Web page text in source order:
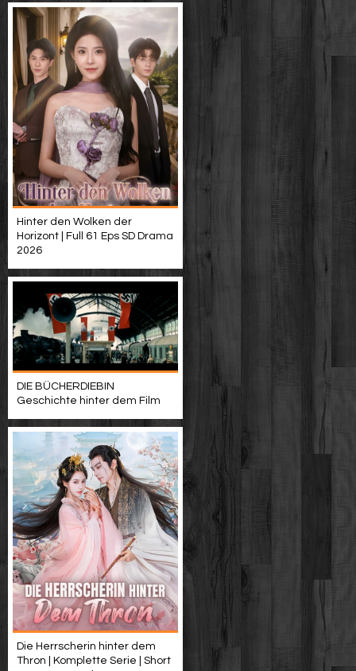
Hinter den Wolken der
Horizont | Full 61 Eps SD Drama
2026
DIE BÜCHERDIEBIN
Geschichte hinter dem Film
Die Herrscherin hinter dem
Thron | Komplette Serie | Short